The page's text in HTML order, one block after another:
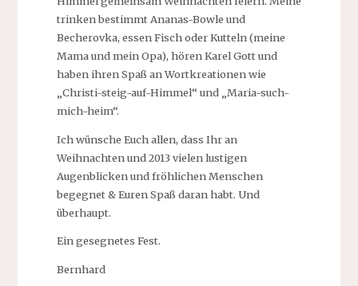
trinken bestimmt Ananas-Bowle und
Becherovka, essen Fisch oder Kutteln (meine
Mama und mein Opa), hören Karel Gott und
haben ihren Spaß an Wortkreationen wie
„Christi-steig-auf-Himmel“ und „Maria-such-
mich-heim“.
Ich wünsche Euch allen, dass Ihr an
Weihnachten und 2013 vielen lustigen
Augenblicken und fröhlichen Menschen
begegnet & Euren Spaß daran habt. Und
überhaupt.
Ein gesegnetes Fest.
Bernhard